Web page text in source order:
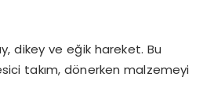
dikey ve eğik hareket. Bu
takım, dönerken malzemeyi